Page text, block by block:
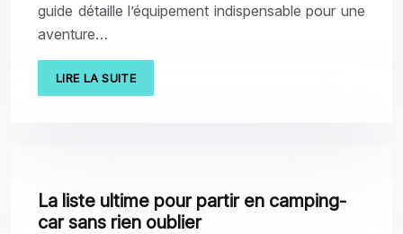
guide détaille l’équipement indispensable pour une
aventure…
LIRE LA SUITE
La liste ultime pour partir en camping-
car sans rien oublier